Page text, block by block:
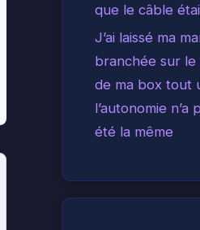
que le câble
J’ai laissé ma
branchée sur le
de ma box tout
l’autonomie n’a
été la même